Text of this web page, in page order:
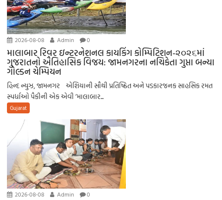
2026-08-08 Admin 0
માલાબાર રિવર ઇન્ટરનેશનલ કાયકિંગ કોમ્પિટિશન-૨૦૨૬માં
ગુજરાતનો ઐતિહાસિક વિજય: જામનગરના નચિકેતા ગુપ્તા બન્યા
ગોલ્ડન ચેમ્પિયન
હિન્દ ન્યુઝ, જામનગર એશિયાની સૌથી પ્રતિષ્ઠિત અને પડકારજનક સાહસિક રમત
સ્પર્ધાઓ પૈકીની એક એવી ‘માલાબાર...
Gujarat
2026-08-08 Admin 0